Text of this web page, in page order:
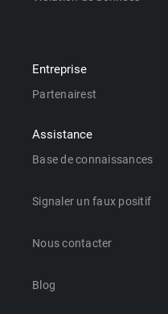
Entreprise
Partenairest
Assistance
Base de connaissances
Signaler un faux positif
Nous contacter
Blog